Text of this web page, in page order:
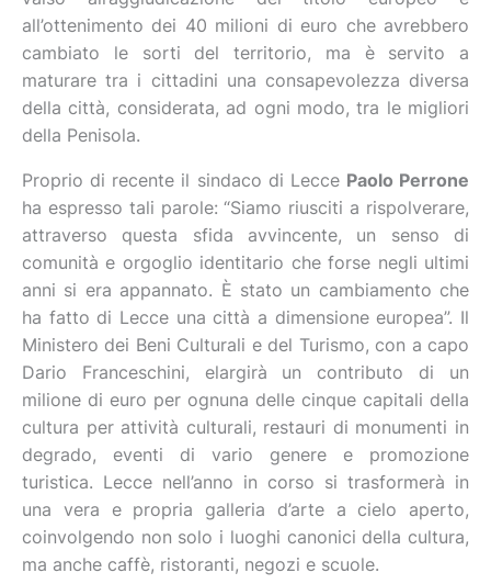
all’ottenimento dei 40 milioni di euro che avrebbero
cambiato le sorti del territorio, ma è servito a
maturare tra i cittadini una consapevolezza diversa
della città, considerata, ad ogni modo, tra le migliori
della Penisola.
Proprio di recente il sindaco di Lecce Paolo Perrone
ha espresso tali parole: “Siamo riusciti a rispolverare,
attraverso questa sfida avvincente, un senso di
comunità e orgoglio identitario che forse negli ultimi
anni si era appannato. È stato un cambiamento che
ha fatto di Lecce una città a dimensione europea”. Il
Ministero dei Beni Culturali e del Turismo, con a capo
Dario Franceschini, elargirà un contributo di un
milione di euro per ognuna delle cinque capitali della
cultura per attività culturali, restauri di monumenti in
degrado, eventi di vario genere e promozione
turistica. Lecce nell’anno in corso si trasformerà in
una vera e propria galleria d’arte a cielo aperto,
coinvolgendo non solo i luoghi canonici della cultura,
ma anche caffè, ristoranti, negozi e scuole.